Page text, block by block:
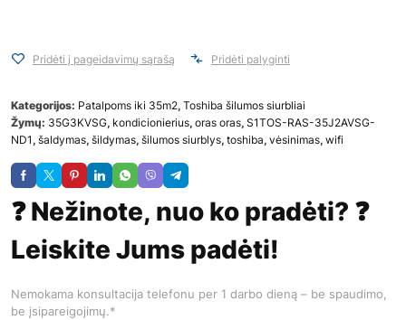
Pridėti į pageidavimų sąrašą Pridėti palyginti
Kategorijos: Patalpoms iki 35m2, Toshiba šilumos siurbliai
Žymų: 35G3KVSG, kondicionierius, oras oras, S1TOS-RAS-35J2AVSG-
ND1 , šaldymas, šildymas, šilumos siurblys, toshiba, vėsinimas, wifi
❓ Nežinote, nuo ko pradėti? ❓
Leiskite Jums padėti!
Nemokama konsultacija telefonu per 1 darbo dieną – be spaudimo,
be įsipareigojimų.*